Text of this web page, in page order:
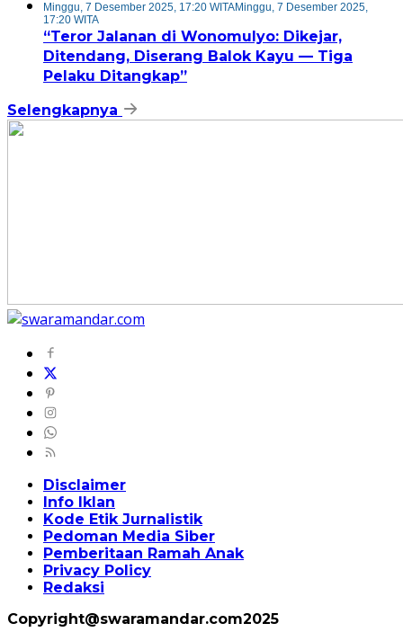
Minggu, 7 Desember 2025, 17:20 WITAMinggu, 7 Desember 2025,
17:20 WITA
“Teror Jalanan di Wonomulyo: Dikejar,
Ditendang, Diserang Balok Kayu — Tiga
Pelaku Ditangkap”
Selengkapnya
Disclaimer
Info Iklan
Kode Etik Jurnalistik
Pedoman Media Siber
Pemberitaan Ramah Anak
Privacy Policy
Redaksi
Copyright@swaramandar.com2025